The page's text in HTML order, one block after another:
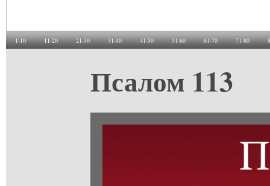
1-10 11-20 21-30 31-40 41-50 51-60 61-70 71-80
Псалом 113